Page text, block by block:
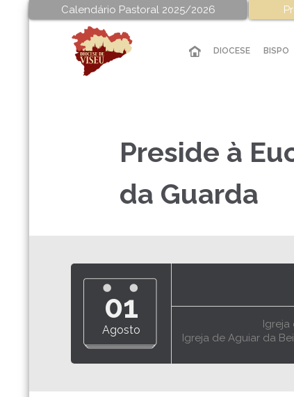
Calendário Pastoral 2025/2026
DIOCESE BISPO
Preside à
da Guarda
01
Agosto
Igreja
Igreja de Aguiar da